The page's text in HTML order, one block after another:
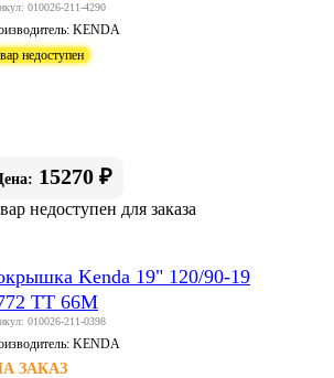
010026-211-4290
KENDA
недоступен
15270 ₽
недоступен для заказа
Kenda 19" 120/90-19
TT 66M
010026-211-0398
KENDA
ЗАКАЗ